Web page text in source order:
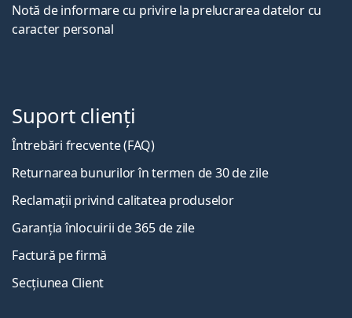
Notă de informare cu privire la prelucrarea datelor cu
caracter personal
Suport clienți
Întrebări frecvente (FAQ)
Returnarea bunurilor în termen de 30 de zile
Reclamații privind calitatea produselor
Garanția înlocuirii de 365 de zile
Factură pe firmă
Secțiunea Client